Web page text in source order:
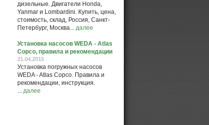
дизельные. Двигатели Honda,
Yanmar и Lombardini. Купить, цена,
стоимость, склад, Россия, Санкт-
Петербург, Москва... далее
Установка насосов WEDA - Atlas
Copco, правила и рекомендации
21.04.2015
Установка погружных насосов
WEDA - Atlas Copco. Правила и
рекомендации, инструкция.
... далее